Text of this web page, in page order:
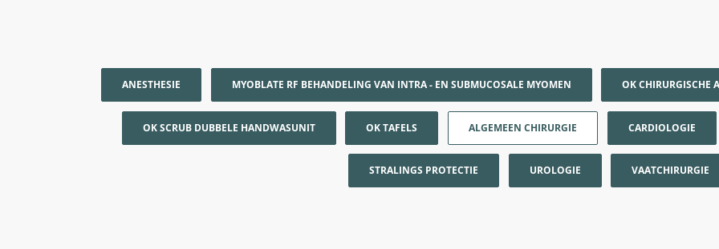
ANESTHESIE MYOBLATE RF BEHANDELING VAN INTRA - EN SUBMUCOSALE MYOMEN OK CHIRURGISCHE
OK SCRUB DUBBELE HANDWASUNIT OK TAFELS ALGEMEEN CHIRURGIE CARDIOLOGIE
STRALINGS PROTECTIE UROLOGIE VAATCHIRURGIE